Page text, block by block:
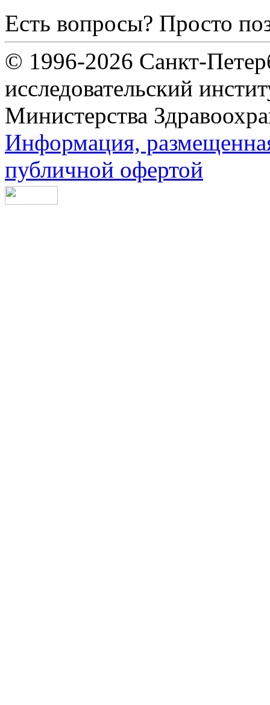
Есть вопросы? Просто
© 1996-2026 Санкт-
исследовательский
Министерства
Информация,
публичной офертой